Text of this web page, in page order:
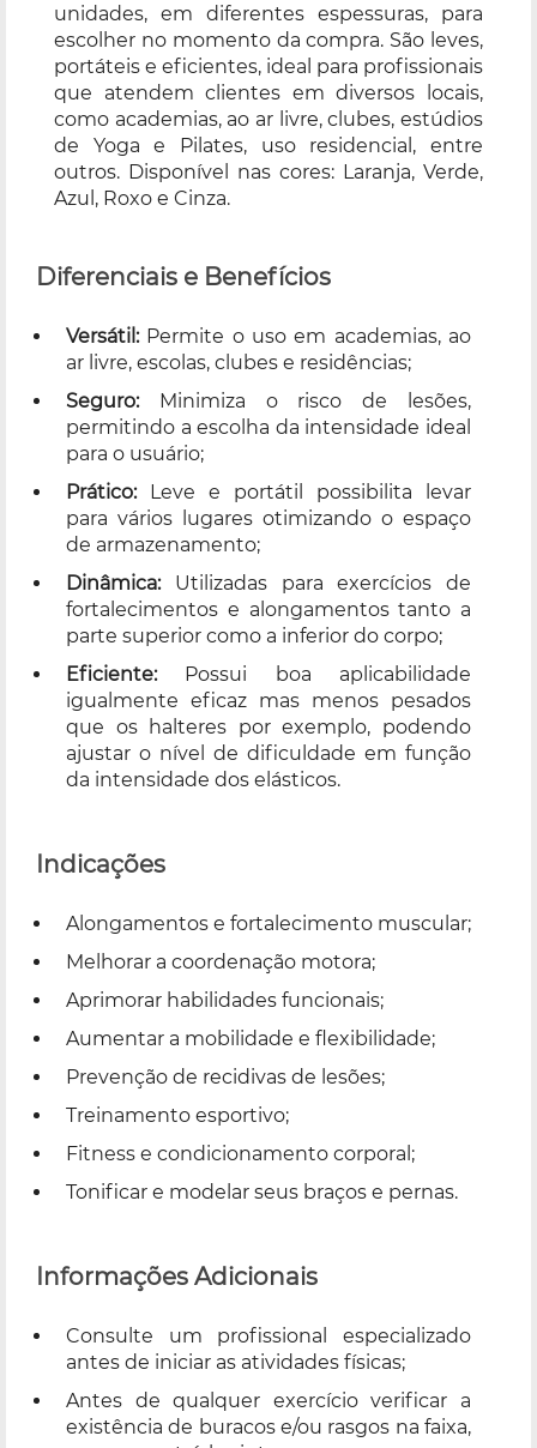
unidades, em diferentes espessuras, para
escolher no momento da compra. São leves,
portáteis e eficientes, ideal para profissionais
que atendem clientes em diversos locais,
como academias, ao ar livre, clubes, estúdios
de Yoga e Pilates, uso residencial, entre
outros. Disponível nas cores: Laranja, Verde,
Azul, Roxo e Cinza.
Diferenciais e Benefícios
Versátil:Permite o uso em academias, ao
ar livre, escolas, clubes e residências;
Seguro:Minimiza o risco de lesões,
permitindo a escolha da intensidade ideal
para o usuário;
Prático:Leve e portátil possibilita levar
para vários lugares otimizando o espaço
de armazenamento;
Dinâmica:Utilizadas para exercícios de
fortalecimentos e alongamentos tanto a
parte superior como a inferior do corpo;
Eficiente:Possui boa aplicabilidade
igualmente eficaz mas menos pesados
que os halteres por exemplo, podendo
ajustar o nível de dificuldade em função
da intensidade dos elásticos.
Indicações
Alongamentos e fortalecimento muscular;
Melhorar a coordenação motora;
Aprimorar habilidades funcionais;
Aumentar a mobilidade e flexibilidade;
Prevenção de recidivas de lesões;
Treinamento esportivo;
Fitness e condicionamento corporal;
Tonificar e modelar seus braços e pernas.
Informações Adicionais
Consulte um profissional especializado
antes de iniciar as atividades físicas;
Antes de qualquer exercício verificar a
existência de buracos e/ou rasgos na faixa,